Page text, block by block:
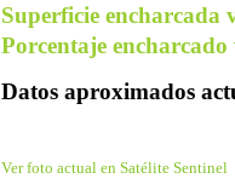
Superficie encharcada
Porcentaje encharcado
Datos aproximados
Ver foto actual en Satélite Sentinel